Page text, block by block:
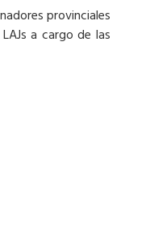
provinciales
a cargo de las